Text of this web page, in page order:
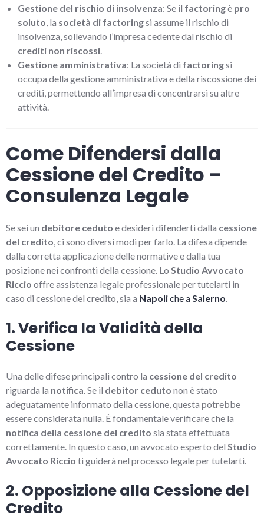
Gestione del rischio di insolvenza: Se il factoringè pro
soluto, la società di factoringsi assume il rischio di
insolvenza, sollevando l’impresa cedente dal rischio di
crediti non riscossi.
Gestione amministrativa: La società di factoringsi
occupa della gestione amministrativa e della riscossione dei
crediti, permettendo all’impresa di concentrarsi su altre
attività.
Come Difendersi dalla
Cessione del Credito –
Consulenza Legale
Se sei un debitore ceduto e desideri difenderti dalla cessione
del credito, ci sono diversi modi per farlo. La difesa dipende
dalla corretta applicazione delle normative e dalla tua
posizione nei confronti della cessione. Lo Studio Avvocato
Riccio offre assistenza legale professionale per tutelarti in
caso di cessione del credito, sia a Napoliche aSalerno.
1. Verifica la Validità della
Cessione
Una delle difese principali contro la cessione del credito
riguarda la notifica. Se il debitor ceduto non è stato
adeguatamente informato della cessione, questa potrebbe
essere considerata nulla. È fondamentale verificare che la
notifica della cessione del credito sia stata effettuata
correttamente. In questo caso, un avvocato esperto del Studio
Avvocato Riccio ti guiderà nel processo legale per tutelarti.
2. Opposizione alla Cessione del
Credito